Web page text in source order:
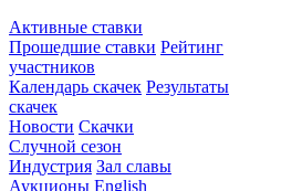
Активные ставки
Прошедшие ставки Рейтинг
участников
Календарь скачек Результаты
скачек
Новости Скачки
Случной сезон
Индустрия Зал славы
Аукционы English